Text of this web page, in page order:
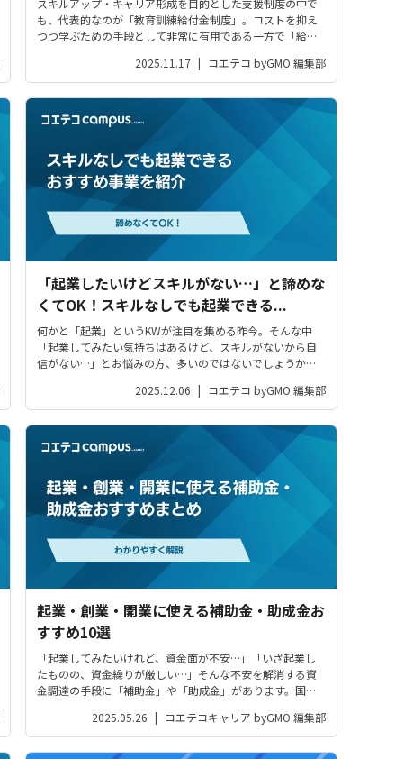
スキルアップ・キャリア形成を目的とした支援制度の中で
も、代表的なのが「教育訓練給付金制度」。コストを抑え
つつ学ぶための手段として非常に有用である一方で「給付
問がある人も多いはず。この記事では、教育訓練給付制度
の概要を解説したうえで、気になる支...
2025.11.17 | コエテコ byGMO 編集部
「起業したいけどスキルがない…」と諦めな
くてOK！スキルなしでも起業できる...
何かと「起業」というKWが注目を集める昨今。そんな中
「起業してみたい気持ちはあるけど、スキルがないから自
信がない…」とお悩みの方、多いのではないでしょうか。
は十分可能です。この記事では「起業したいけどスキルが
ないから…」と諦める必要がない理由...
2025.12.06 | コエテコ byGMO 編集部
起業・創業・開業に使える補助金・助成金お
すすめ10選
「起業してみたいけれど、資金面が不安…」「いざ起業し
たものの、資金繰りが厳しい…」そんな不安を解消する資
金調達の手段に「補助金」や「助成金」があります。国と
今、魅力的な補助金・助成金制度が実は多数展開されてい
るのです。当記事では「起業資金や運転...
2025.05.26 | コエテコキャリア byGMO 編集部